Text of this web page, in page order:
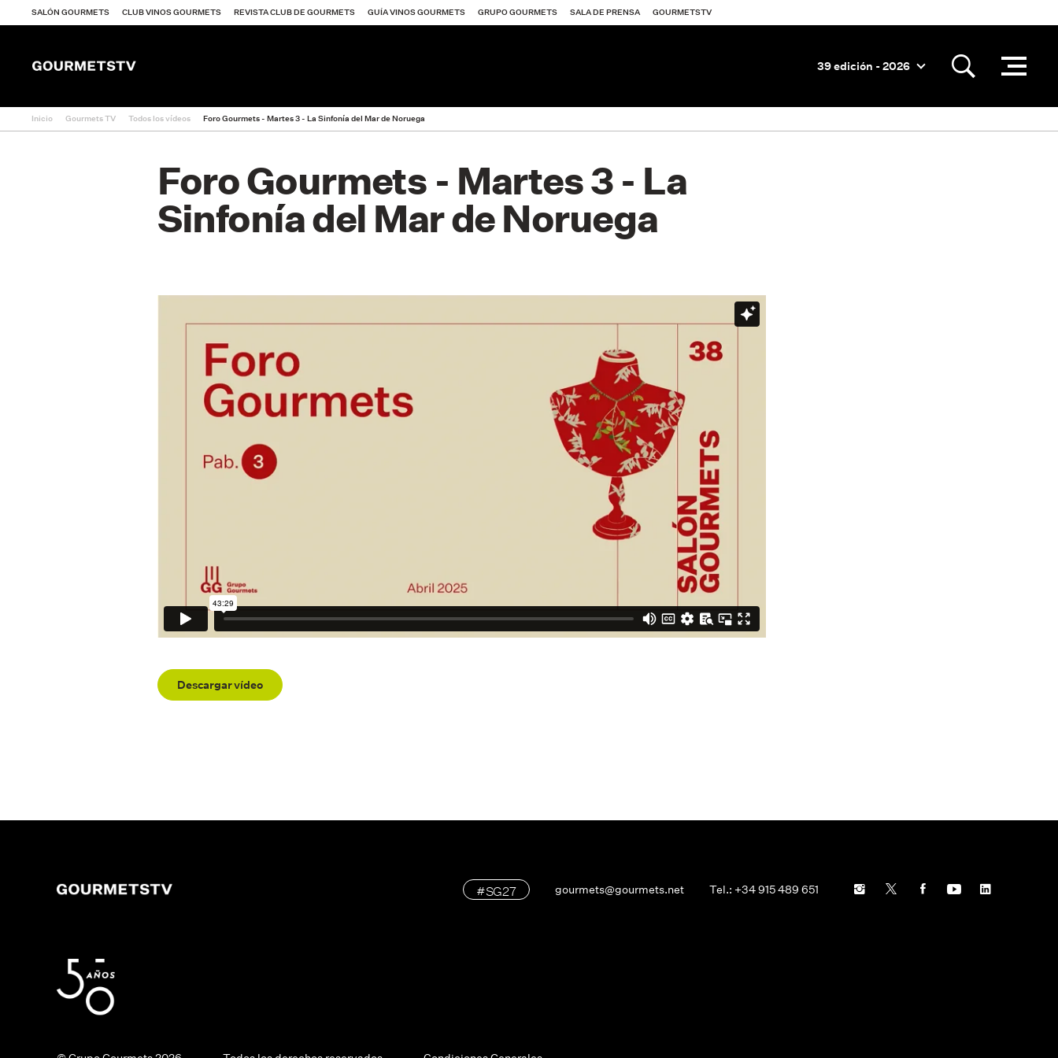
SALÓN GOURMETS CLUB VINOS GOURMETS REVISTA CLUB DE GOURMETS GUÍA VINOS GOURMETS GRUPO GOURMETS SALA DE PRENSA GOURMETSTV
Todos los vídeos
Día a día
Premios
Entrevistas
Personalidades
Autoridades
Escenarios
Plató Gourmets – Pabellón nº 7 (F70)
Auditorio Gourmets – Pabellón nº 5 (E50)
Escenario Gourmets – Pabellón nº 6 (A26)
Aula Gourmets – Pabellón nº 3 (A50)
Escenario Comunidad de Madrid (CAM) – Pabellón nº 4 (A50)
Escenario Gastronómico Alimentos de España (MAPA) – Pabellón nº 7 (A05)
39 edición - 2026
Inicio Gourmets TV Todos los vídeos Foro Gourmets - Martes 3 - La Sinfonía del Mar de Noruega
Foro Gourmets - Martes 3 - La
Sinfonía del Mar de Noruega
Descargar vídeo
#SG27 gourmets@gourmets.net Tel.: +34 915 489 651